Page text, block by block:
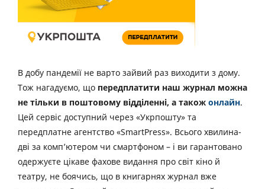
В добу пандемії не варто зайвий раз виходити з дому.
Тож нагадуємо, що передплатити наш журнал можна
не тільки в поштовому відділенні, а також онлайн.
Цей сервіс доступний через «Укрпошту» та
передплатне агентство «SmartPress». Всього хвилина-
дві за комп’ютером чи смартфоном – і ви гарантовано
одержуєте цікаве фахове видання про світ кіно й
театру, не боячись, що в книгарнях журнал вже